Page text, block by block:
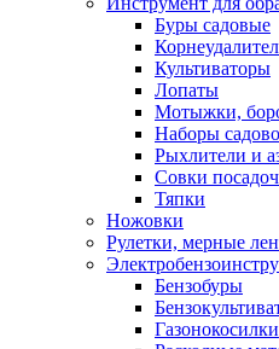
Буры садовые
Культиваторы
Лопаты
Мотыжки,
Наборы
Рыхлители и
Совки
Тяпки
Ножовки
Рулетки, мерные
Бензобуры
Газонокосилки